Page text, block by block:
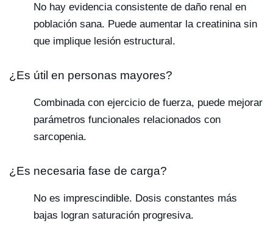
No hay evidencia consistente de daño renal en
población sana. Puede aumentar la creatinina sin
que implique lesión estructural.
¿Es útil en personas mayores?
Combinada con ejercicio de fuerza, puede mejorar
parámetros funcionales relacionados con
sarcopenia.
¿Es necesaria fase de carga?
No es imprescindible. Dosis constantes más
bajas logran saturación progresiva.